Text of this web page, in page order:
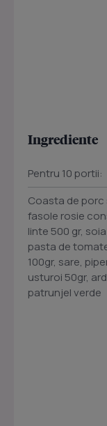
Ingrediente
Pentru 10 portii:
Coasta de porc
fasole rosie
linte 500 gr,
pasta de
100gr, sare,
usturoi 50gr,
patrunjel verde